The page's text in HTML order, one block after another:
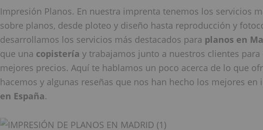
Impresión Planos. En nuestra imprenta tenemos los servicios
sobre planos, desde ploteo y diseño hasta reproducción y
desarrollamos los servicios más destacados para planos en
que una copistería y trabajamos junto a nuestros clientes
mejores precios. Aquí te hablamos un poco acerca de lo que
hacemos y algunas reseñas que nos han hecho los mejores en i
en España.